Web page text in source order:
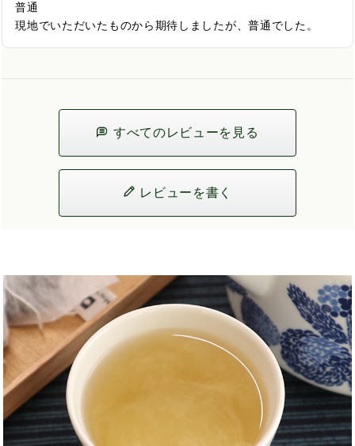
普通
現地でいただいたものから期待しましたが、普通でした。
すべてのレビューを見る
レビューを書く